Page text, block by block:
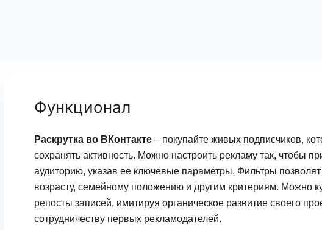
Функционал
Раскрутка во ВКонтакте – покупайте живых подписчиков,
сохранять активность. Можно настроить рекламу так, чтобы
аудиторию, указав ее ключевые параметры. Фильтры
возрасту, семейному положению и другим критериям. Можно
репосты записей, имитируя органическое развитие своего
сотрудничеству первых рекламодателей.